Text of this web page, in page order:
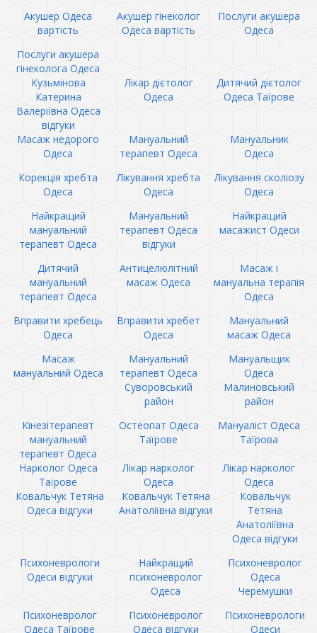
Акушер Одеса
вартість
Акушер гінеколог
Одеса вартість
Послуги акушера
Одеса
Послуги акушера
гінеколога Одеса
Кузьмінова
Катерина
Валеріївна Одеса
відгуки
Лікар дієтолог
Одеса
Дитячий дієтолог
Одеса Таїрове
Масаж недорого
Одеса
Мануальний
терапевт Одеса
Мануальник
Одеса
Корекція хребта
Одеса
Лікування хребта
Одеса
Лікування сколіозу
Одеса
Найкращий
мануальний
терапевт Одеса
Мануальний
терапевт Одеса
відгуки
Найкращий
масажист Одеси
Дитячий
мануальний
терапевт Одеса
Антицелюлітний
масаж Одеса
Масаж і
мануальна терапія
Одеса
Вправити хребець
Одеса
Вправити хребет
Одеса
Мануальний
масаж Одеса
Масаж
мануальний Одеса
Мануальний
терапевт Одеса
Суворовський
район
Мануальщик
Одеса
Малиновський
район
Кінезітерапевт
мануальний
терапевт Одеса
Остеопат Одеса
Таїрове
Мануаліст Одеса
Таїрова
Нарколог Одеса
Таїрове
Лікар нарколог
Одеса
Лікар нарколог
Одеса
Ковальчук Тетяна
Одеса відгуки
Ковальчук Тетяна
Анатоліївна відгуки
Ковальчук
Тетяна
Анатоліївна
Одеса відгуки
Психоневрологи
Одеси відгуки
Найкращий
психоневролог
Одеса
Психоневролог
Одеса
Черемушки
Психоневролог
Одеса Таїрове
Психоневролог
Одеса відгуки
Психоневрологи
Одеси